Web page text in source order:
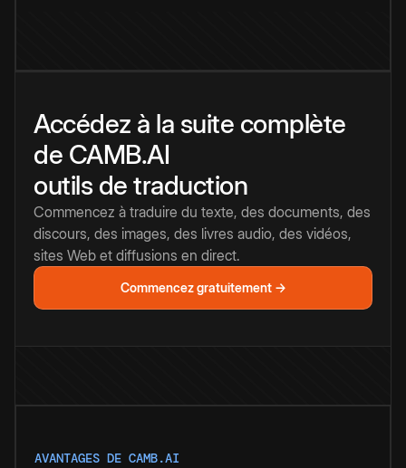
Accédez à la suite complète
de CAMB.AI
outils de traduction
Commencez à traduire du texte, des documents, des
discours, des images, des livres audio, des vidéos,
sites Web et diffusions en direct.
Commencez gratuitement →
AVANTAGES DE CAMB.AI